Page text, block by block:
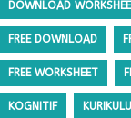
DOWNLOAD
FREE DOWNLOAD
FREE WORKSHEET
KOGNITIF